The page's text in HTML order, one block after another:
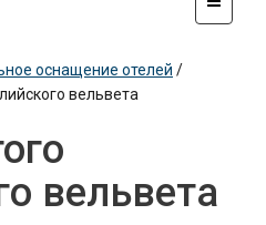
оснащение отелей /
вельвета
вельвета